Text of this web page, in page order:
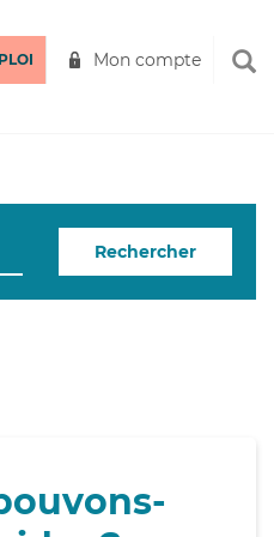
Mon compte
Rechercher